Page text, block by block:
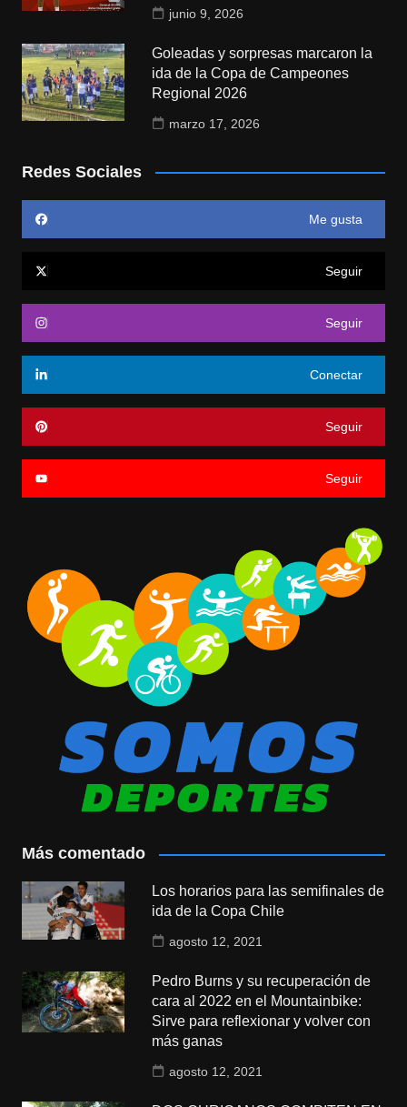
junio 9, 2026
Goleadas y sorpresas marcaron la
ida de la Copa de Campeones
Regional 2026
marzo 17, 2026
Redes Sociales
Me gusta
Seguir
Seguir
Conectar
Seguir
Seguir
Más comentado
Los horarios para las semifinales de
ida de la Copa Chile
agosto 12, 2021
Pedro Burns y su recuperación de
cara al 2022 en el Mountainbike:
Sirve para reflexionar y volver con
más ganas
agosto 12, 2021